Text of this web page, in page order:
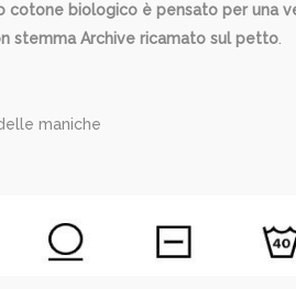
cotone biologico è pensato per una
stemma Archive ricamato sul petto.
maniche